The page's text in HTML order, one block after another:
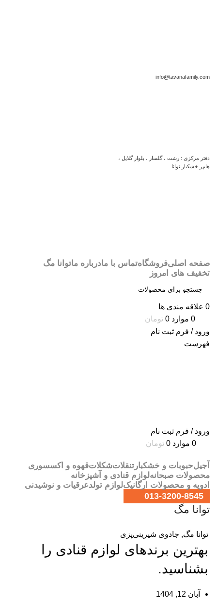
info@tavanafamily.com
دفتر مرکزی : رشت ، گلسار ، بلوار گلایل ،
هایپر خشکبار توانا
صفحه اصلیفروشگاهتماس با مادرباره ماتوانا مگ
تخفیف های امروز
0 علاقه مندی ها
0 موارد 0 تومان
ورود / فرم ثبت نام
فهرست
ورود / فرم ثبت نام
0 موارد 0 تومان
آجیلحبوبات و خشکبار تنقلاتشکلاتقهوه و اکسسوری
محصولات صبحانهلوازم قنادی و آشپزخانه
ادویه و محصولات ارگانیکلوازم تولدعرقیات و نوشیدنی
013-3200-8545
توانا مگ
توانا مگ, جادوی شیرینی‌پزی
بهترین برندهای لوازم قنادی را
بشناسید.
آبان 12, 1404